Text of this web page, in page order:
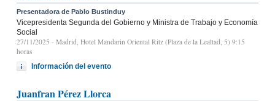
Presentadora de Pablo Bustinduy
Vicepresidenta Segunda del Gobierno y Ministra de Trabajo y Economía
Social
27/11/2025 - Madrid, Hotel Mandarin Oriental Ritz (Plaza de la Lealtad, 5) 9:15
horas
Información del evento
Juanfran Pérez Llorca